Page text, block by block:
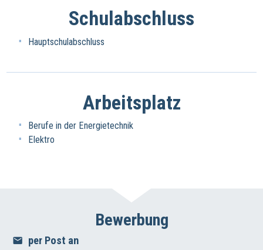
Schulabschluss
Hauptschulabschluss
Arbeitsplatz
Berufe in der Energietechnik
Elektro
Bewerbung
per Post an